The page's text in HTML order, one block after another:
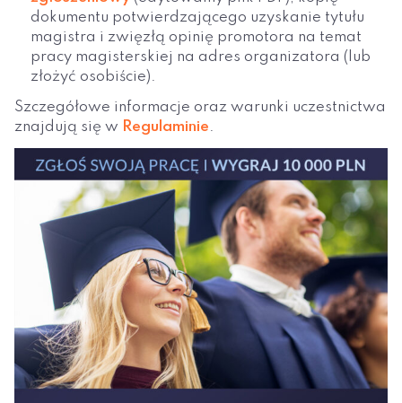
dokumentu potwierdzającego uzyskanie tytułu
magistra i zwięzłą opinię promotora na temat
pracy magisterskiej na adres organizatora (lub
złożyć osobiście).
Szczegółowe informacje oraz warunki uczestnictwa
znajdują się w Regulaminie.